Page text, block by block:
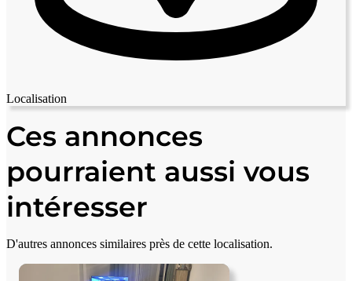
Localisation
+
−
Ces annonces
pourraient aussi vous
intéresser
D'autres annonces similaires près de cette localisation.